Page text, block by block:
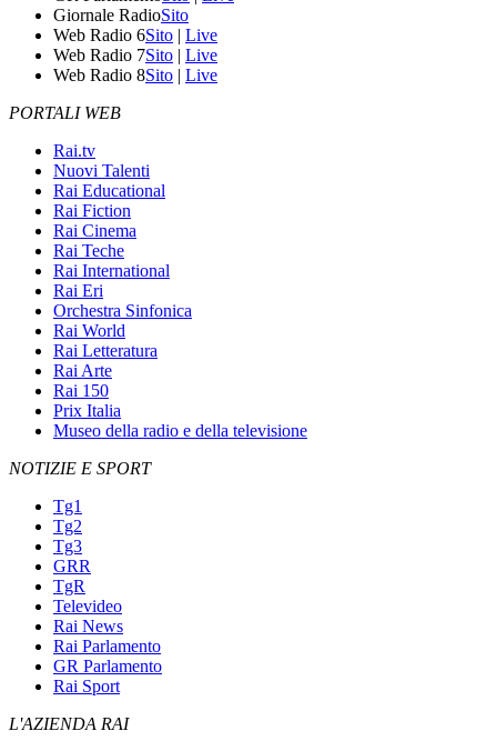
Giornale RadioSito
Web Radio 6Sito | Live
Web Radio 7Sito | Live
Web Radio 8Sito | Live
PORTALI WEB
Rai.tv
Nuovi Talenti
Rai Educational
Rai Fiction
Rai Cinema
Rai Teche
Rai International
Rai Eri
Orchestra Sinfonica
Rai World
Rai Letteratura
Rai Arte
Rai 150
Prix Italia
Museo della radio e della televisione
NOTIZIE E SPORT
Tg1
Tg2
Tg3
GRR
TgR
Televideo
Rai News
Rai Parlamento
GR Parlamento
Rai Sport
L'AZIENDA RAI